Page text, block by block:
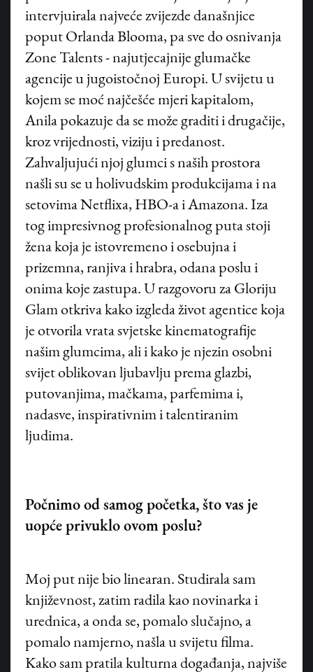
intervjuirala najveće zvijezde današnjice
poput Orlanda Blooma, pa sve do osnivanja
Zone Talents - najutjecajnije glumačke
agencije u jugoistočnoj Europi. U svijetu u
kojem se moć najčešće mjeri kapitalom,
Anila pokazuje da se može graditi i drugačije,
kroz vrijednosti, viziju i predanost.
Zahvaljujući njoj glumci s naših prostora
našli su se u holivudskim produkcijama i na
setovima Netflixa, HBO-a i Amazona. Iza
tog impresivnog profesionalnog puta stoji
žena koja je istovremeno i osebujna i
prizemna, ranjiva i hrabra, odana poslu i
onima koje zastupa. U razgovoru za Gloriju
Glam otkriva kako izgleda život agentice koja
je otvorila vrata svjetske kinematografije
našim glumcima, ali i kako je njezin osobni
svijet oblikovan ljubavlju prema glazbi,
putovanjima, mačkama, parfemima i,
nadasve, inspirativnim i talentiranim
ljudima.
Počnimo od samog početka, što vas je
uopće privuklo ovom poslu?
Moj put nije bio linearan. Studirala sam
književnost, zatim radila kao novinarka i
urednica, a onda se, pomalo slučajno, a
pomalo namjerno, našla u svijetu filma.
Kako sam pratila kulturna događanja, najviše